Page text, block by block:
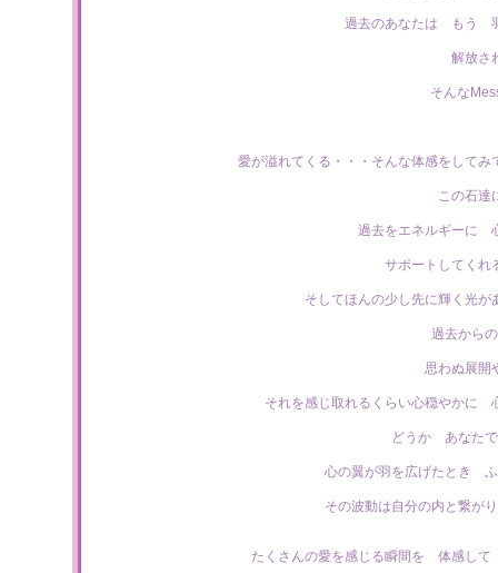
過去のあなたは もう
解放さ
そんな
愛が溢れてくる・・・そんな体感をして
この石
過去をエネルギーに
サポートしてくれ
そしてほんの少し先に輝く光
過去から
思わぬ展開
それを感じ取れるくらい心穏やかに
どうか あなた
心の翼が羽を広げたとき
その波動は自分の内と繋が
たくさんの愛を感じる瞬間を 体感し